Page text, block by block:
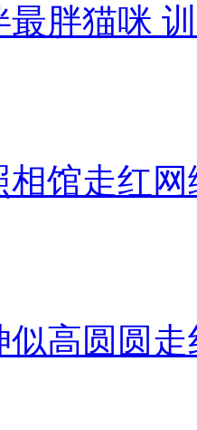
最胖猫咪
相馆走红网
似高圆圆走